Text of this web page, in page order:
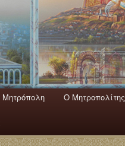
Mητρόπολη Ο Mητροπολίτης